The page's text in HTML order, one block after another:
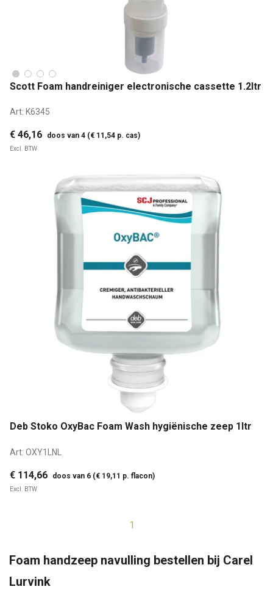
Scott Foam handreiniger electronische cassette 1.2ltr
Art: K6345
€ 46,16 doos van 4 (€ 11,54 p. cas)
Excl. BTW
Deb Stoko OxyBac Foam Wash hygiënische zeep 1ltr
Art: OXY1LNL
€ 114,66 doos van 6 (€ 19,11 p. flacon)
Excl. BTW
1
Foam handzeep navulling bestellen bij Carel
Lurvink